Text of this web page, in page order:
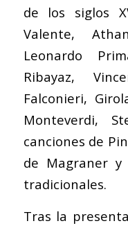
de los siglos
Valente,
Leonardo
Ribayaz,
Falconieri,
Monteverdi,
canciones de
de Magraner
tradicionales.
Tras la